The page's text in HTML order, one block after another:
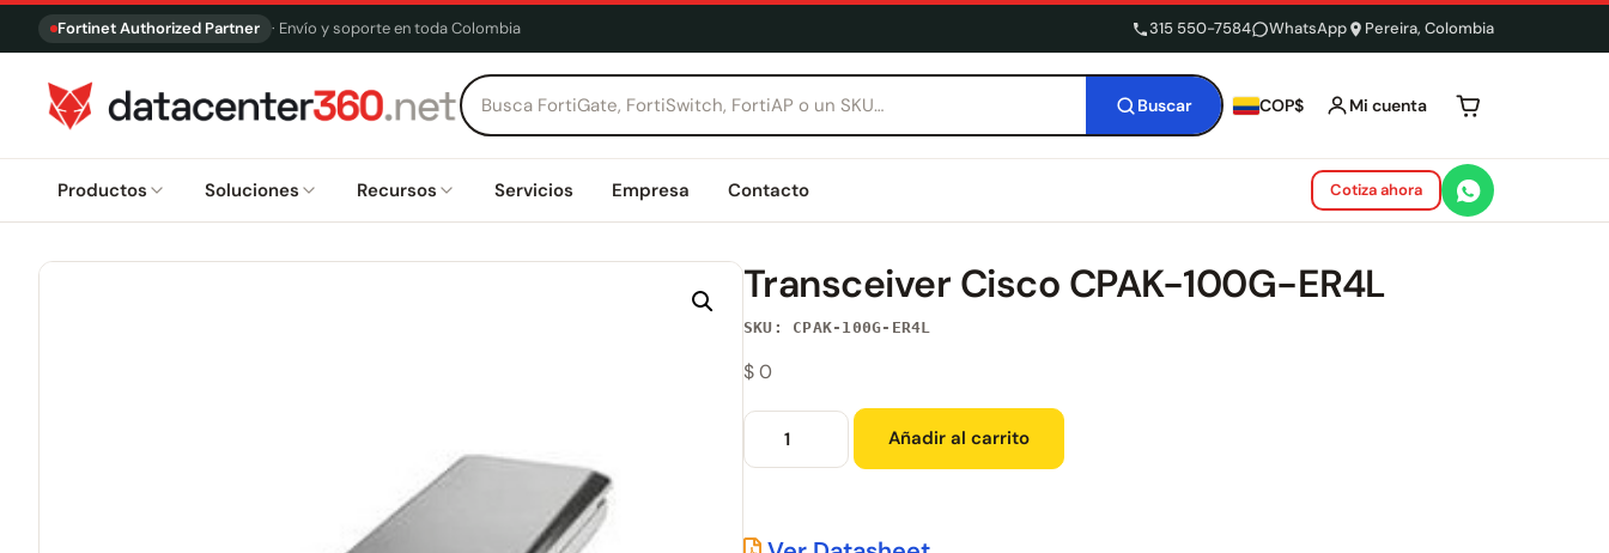
Fortinet Authorized Partner · Envío y soporte en toda Colombia 315 550-7584 WhatsApp Pereira, Colombia
Buscar COP$ Mi cuenta Tu carrito está
Productos Soluciones Recursos Servicios Empresa Contacto Cotiza ahora
Transceiver Cisco CPAK-100G-ER4L
SKU: CPAK-100G-ER4L
$0
Añadir al carrito